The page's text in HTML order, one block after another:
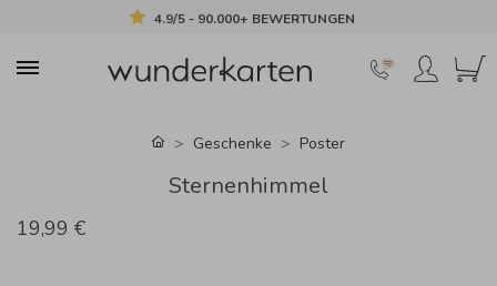
4.9/5 - 90.000+ BEWERTUNGEN
Geschenke Poster
Sternenhimmel
19,99 €